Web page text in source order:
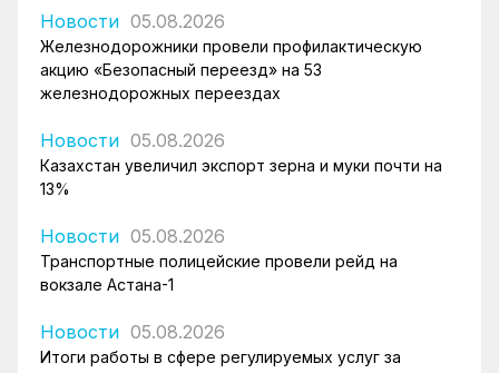
Новости 05.08.2026
Железнодорожники провели профилактическую
акцию «Безопасный переезд» на 53
железнодорожных переездах
Новости 05.08.2026
Казахстан увеличил экспорт зерна и муки почти на
13%
Новости 05.08.2026
Транспортные полицейские провели рейд на
вокзале Астана-1
Новости 05.08.2026
Итоги работы в сфере регулируемых услуг за